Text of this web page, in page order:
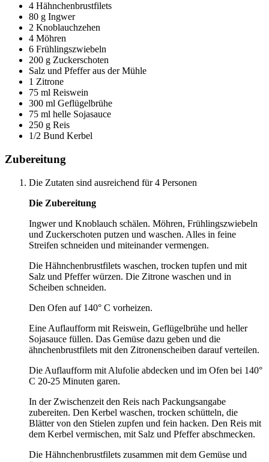
4 Hähnchenbrustfilets
80 g Ingwer
2 Knoblauchzehen
4 Möhren
6 Frühlingszwiebeln
200 g Zuckerschoten
Salz und Pfeffer aus der Mühle
1 Zitrone
75 ml Reiswein
300 ml Geflügelbrühe
75 ml helle Sojasauce
250 g Reis
1/2 Bund Kerbel
Zubereitung
Die Zutaten sind ausreichend für 4 Personen
Die Zubereitung
Ingwer und Knoblauch schälen. Möhren, Frühlingszwiebeln
und Zuckerschoten putzen und waschen. Alles in feine
Streifen schneiden und miteinander vermengen.
Die Hähnchenbrustfilets waschen, trocken tupfen und mit
Salz und Pfeffer würzen. Die Zitrone waschen und in
Scheiben schneiden.
Den Ofen auf 140° C vorheizen.
Eine Auflaufform mit Reiswein, Geflügelbrühe und heller
Sojasauce füllen. Das Gemüse dazu geben und die
ähnchenbrustfilets mit den Zitronenscheiben darauf verteilen.
Die Auflaufform mit Alufolie abdecken und im Ofen bei 140°
C 20-25 Minuten garen.
In der Zwischenzeit den Reis nach Packungsangabe
zubereiten. Den Kerbel waschen, trocken schütteln, die
Blätter von den Stielen zupfen und fein hacken. Den Reis mit
dem Kerbel vermischen, mit Salz und Pfeffer abschmecken.
Die Hähnchenbrustfilets zusammen mit dem Gemüse und